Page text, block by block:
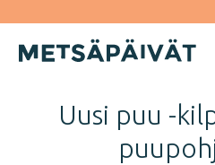
suoraan
Uusi puu -